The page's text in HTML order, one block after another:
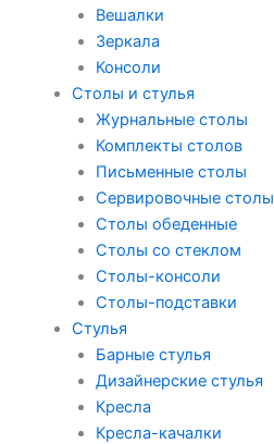
Вешалки
Зеркала
Консоли
Столы и стулья
Журнальные столы
Комплекты столов
Письменные столы
Сервировочные столы
Столы обеденные
Столы со стеклом
Столы-консоли
Столы-подставки
Стулья
Барные стулья
Дизайнерские стулья
Кресла
Кресла-качалки